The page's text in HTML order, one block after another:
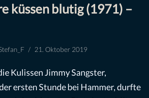
küssen blutig (1971) –
21. Oktober 2019
Kulissen Jimmy Sangster,
ersten Stunde bei Hammer, durfte